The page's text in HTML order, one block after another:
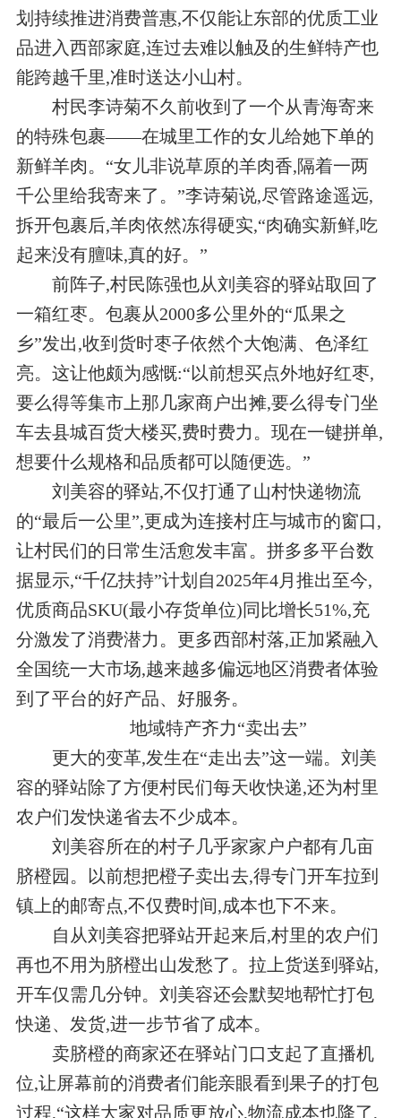
划持续推进消费普惠,不仅能让东部的优质工业
品进入西部家庭,连过去难以触及的生鲜特产也
能跨越千里,准时送达小山村。
村民李诗菊不久前收到了一个从青海寄来
的特殊包裹——在城里工作的女儿给她下单的
新鲜羊肉。“女儿非说草原的羊肉香,隔着一两
千公里给我寄来了。”李诗菊说,尽管路途遥远,
拆开包裹后,羊肉依然冻得硬实,“肉确实新鲜,吃
起来没有膻味,真的好。”
前阵子,村民陈强也从刘美容的驿站取回了
一箱红枣。包裹从2000多公里外的“瓜果之
乡”发出,收到货时枣子依然个大饱满、色泽红
亮。这让他颇为感慨:“以前想买点外地好红枣,
要么得等集市上那几家商户出摊,要么得专门坐
车去县城百货大楼买,费时费力。现在一键拼单,
想要什么规格和品质都可以随便选。”
刘美容的驿站,不仅打通了山村快递物流
的“最后一公里”,更成为连接村庄与城市的窗口,
让村民们的日常生活愈发丰富。拼多多平台数
据显示,“千亿扶持”计划自2025年4月推出至今,
优质商品SKU(最小存货单位)同比增长51%,充
分激发了消费潜力。更多西部村落,正加紧融入
全国统一大市场,越来越多偏远地区消费者体验
到了平台的好产品、好服务。
地域特产齐力“卖出去”
更大的变革,发生在“走出去”这一端。刘美
容的驿站除了方便村民们每天收快递,还为村里
农户们发快递省去不少成本。
刘美容所在的村子几乎家家户户都有几亩
脐橙园。以前想把橙子卖出去,得专门开车拉到
镇上的邮寄点,不仅费时间,成本也下不来。
自从刘美容把驿站开起来后,村里的农户们
再也不用为脐橙出山发愁了。拉上货送到驿站,
开车仅需几分钟。刘美容还会默契地帮忙打包
快递、发货,进一步节省了成本。
卖脐橙的商家还在驿站门口支起了直播机
位,让屏幕前的消费者们能亲眼看到果子的打包
过程,“这样大家对品质更放心,物流成本也降了,